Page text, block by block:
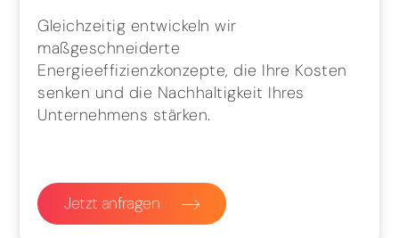
Gleichzeitig entwickeln wir
maßgeschneiderte
Energieeffizienzkonzepte, die Ihre Kosten
senken und die Nachhaltigkeit Ihres
Unternehmens stärken.
Jetzt anfragen